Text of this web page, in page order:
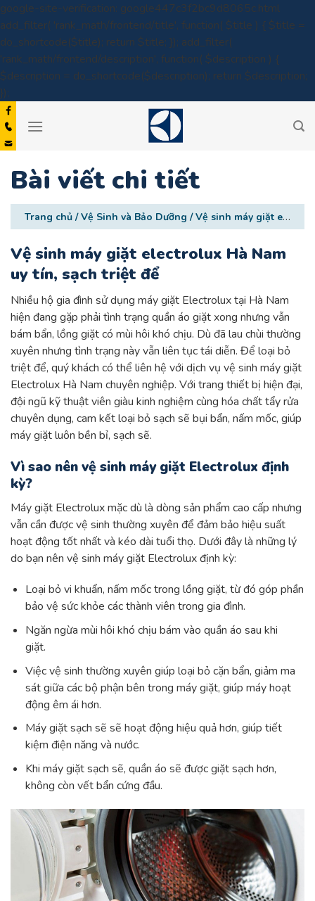
google-site-verification: google447c3f2bc9d8065c.html
add_filter( 'rank_math/frontend/title', function( $title ) { $title =
do_shortcode($title); return $title; }); add_filter(
'rank_math/frontend/description', function( $description ) {
$description = do_shortcode($description); return $description;
});
to
content
Bài viết chi tiết
Trang chủ /Vệ Sinh và Bảo Dưỡng /Vệ sinh máy giặt electrolux Hà Nam uy tín, sạch triệt để
Vệ sinh máy giặt electrolux Hà Nam
uy tín, sạch triệt để
Nhiều hộ gia đình sử dụng máy giặt Electrolux tại Hà Nam
hiện đang gặp phải tình trạng quần áo giặt xong nhưng vẫn
bám bẩn, lồng giặt có mùi hôi khó chịu. Dù đã lau chùi thường
xuyên nhưng tình trạng này vẫn liên tục tái diễn. Để loại bỏ
triệt để, quý khách có thể liên hệ với dịch vụ vệ sinh máy giặt
Electrolux Hà Nam chuyên nghiệp. Với trang thiết bị hiện đại,
đội ngũ kỹ thuật viên giàu kinh nghiệm cùng hóa chất tẩy rửa
chuyên dụng, cam kết loại bỏ sạch sẽ bụi bẩn, nấm mốc, giúp
máy giặt luôn bền bỉ, sạch sẽ.
Vì sao nên vệ sinh máy giặt Electrolux định
kỳ?
Máy giặt Electrolux mặc dù là dòng sản phẩm cao cấp nhưng
vẫn cần được vệ sinh thường xuyên để đảm bảo hiệu suất
hoạt động tốt nhất và kéo dài tuổi thọ. Dưới đây là những lý
do bạn nên vệ sinh máy giặt Electrolux định kỳ:
Loại bỏ vi khuẩn, nấm mốc trong lồng giặt, từ đó góp phần
bảo vệ sức khỏe các thành viên trong gia đình.
Ngăn ngừa mùi hôi khó chịu bám vào quần áo sau khi
giặt.
Việc vệ sinh thường xuyên giúp loại bỏ cặn bẩn, giảm ma
sát giữa các bộ phận bên trong máy giặt, giúp máy hoạt
động êm ái hơn.
Máy giặt sạch sẽ sẽ hoạt động hiệu quả hơn, giúp tiết
kiệm điện năng và nước.
Khi máy giặt sạch sẽ, quần áo sẽ được giặt sạch hơn,
không còn vết bẩn cứng đầu.